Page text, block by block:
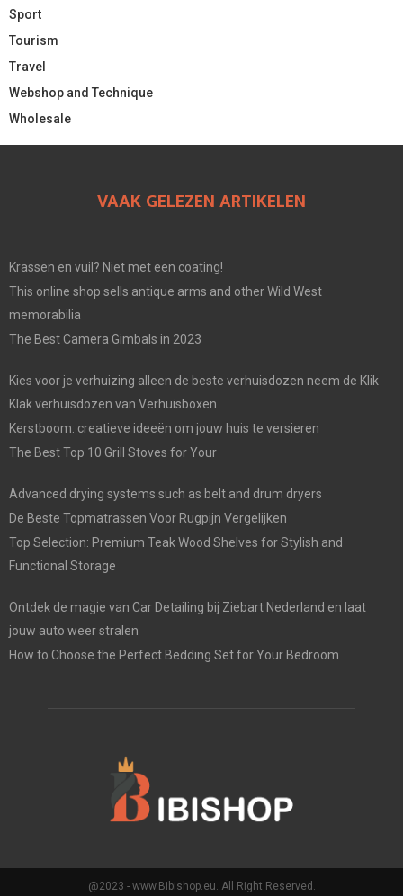
Sport
Tourism
Travel
Webshop and Technique
Wholesale
VAAK GELEZEN ARTIKELEN
Krassen en vuil? Niet met een coating!
This online shop sells antique arms and other Wild West
memorabilia
The Best Camera Gimbals in 2023
Kies voor je verhuizing alleen de beste verhuisdozen neem de Klik
Klak verhuisdozen van Verhuisboxen
Kerstboom: creatieve ideeën om jouw huis te versieren
The Best Top 10 Grill Stoves for Your
Advanced drying systems such as belt and drum dryers
De Beste Topmatrassen Voor Rugpijn Vergelijken
Top Selection: Premium Teak Wood Shelves for Stylish and
Functional Storage
Ontdek de magie van Car Detailing bij Ziebart Nederland en laat
jouw auto weer stralen
How to Choose the Perfect Bedding Set for Your Bedroom
@2023 - www.Bibishop.eu. All Right Reserved.